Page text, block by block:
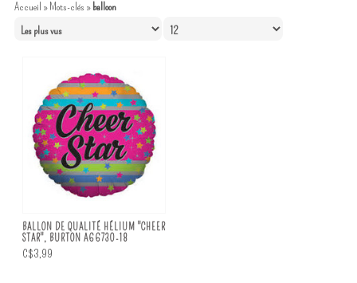
Accueil »Mots-clés » balloon
BALLON DE QUALITÉ HÉLIUM "CHEER
STAR", BURTON A66730-18
C$3,99